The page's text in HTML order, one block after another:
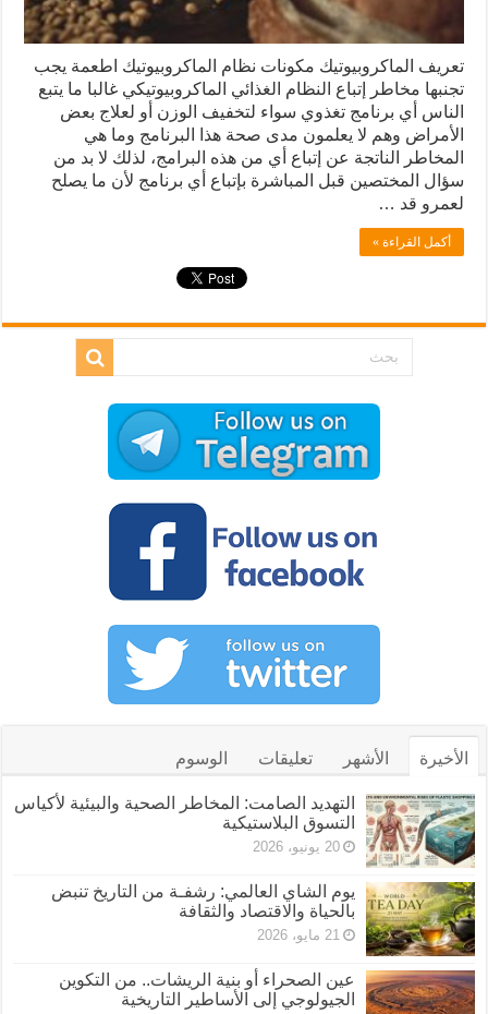
تعريف الماكروبيوتيك مكونات نظام الماكروبيوتيك اطعمة يجب
تجنبها مخاطر إتباع النظام الغذائي الماكروبيوتيكي غالبا ما يتبع
الناس أي برنامج تغذوي سواء لتخفيف الوزن أو لعلاج بعض
الأمراض وهم لا يعلمون مدى صحة هذا البرنامج وما هي
المخاطر الناتجة عن إتباع أي من هذه البرامج، لذلك لا بد من
سؤال المختصين قبل المباشرة بإتباع أي برنامج لأن ما يصلح
لعمرو قد …
أكمل القراءة »
الأخيرة الأشهر تعليقات الوسوم
التهديد الصامت: المخاطر الصحية والبيئية لأكياس
التسوق البلاستيكية
20 يونيو، 2026
يوم الشاي العالمي: رشفـة من التاريخ تنبض
بالحياة والاقتصاد والثقافة
21 مايو، 2026
عين الصحراء أو بنية الريشات.. من التكوين
الجيولوجي إلى الأساطير التاريخية